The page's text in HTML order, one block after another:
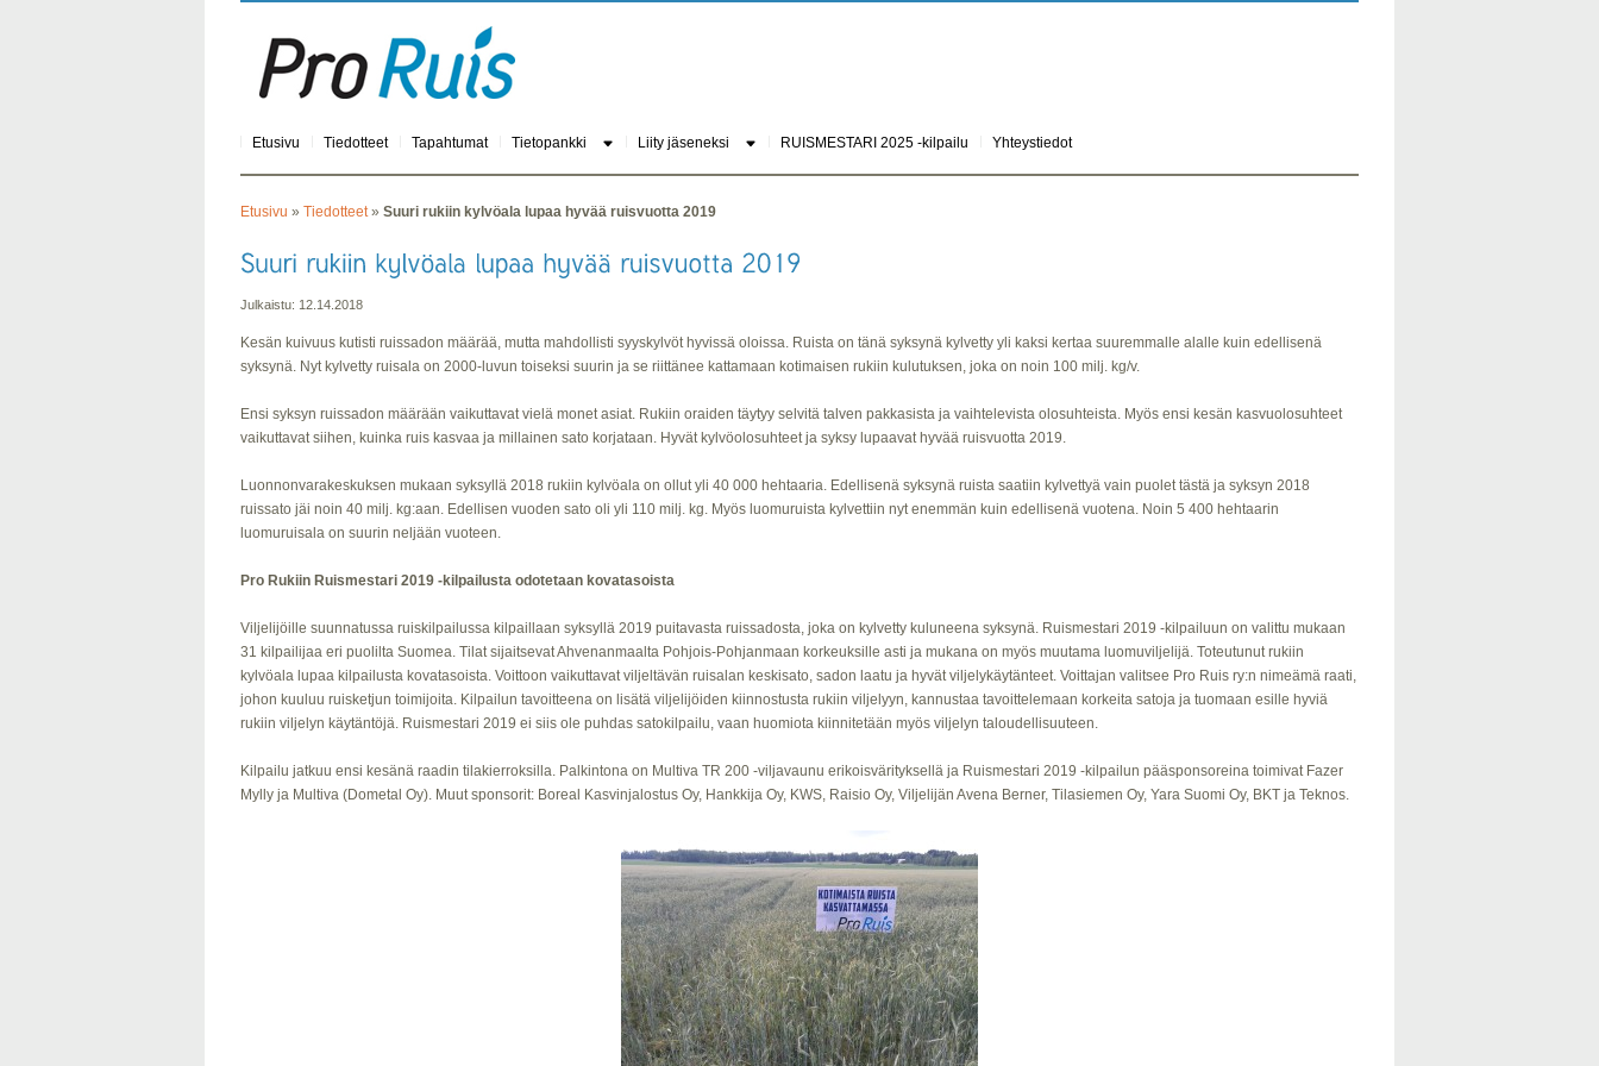
Etusivu Tiedotteet Tapahtumat Tietopankki Liity jäseneksi RUISMESTARI 2025 -kilpailu Yhteystiedot
Etusivu » Tiedotteet» Suuri rukiin kylvöala lupaa hyvää ruisvuotta 2019
Julkaistu: 12.14.2018
Kesän kuivuus kutisti ruissadon määrää, mutta mahdollisti syyskylvöt hyvissä oloissa. Ruista on tänä syksynä kylvetty yli kaksi kertaa suuremmalle alalle kuin edellisenä
syksynä. Nyt kylvetty ruisala on 2000-luvun toiseksi suurin ja se riittänee kattamaan kotimaisen rukiin kulutuksen, joka on noin 100 milj. kg/v.
Ensi syksyn ruissadon määrään vaikuttavat vielä monet asiat. Rukiin oraiden täytyy selvitä talven pakkasista ja vaihtelevista olosuhteista. Myös ensi kesän kasvuolosuhteet
vaikuttavat siihen, kuinka ruis kasvaa ja millainen sato korjataan. Hyvät kylvöolosuhteet ja syksy lupaavat hyvää ruisvuotta 2019.
Luonnonvarakeskuksen mukaan syksyllä 2018 rukiin kylvöala on ollut yli 40 000 hehtaaria. Edellisenä syksynä ruista saatiin kylvettyä vain puolet tästä ja syksyn 2018
ruissato jäi noin 40 milj. kg:aan. Edellisen vuoden sato oli yli 110 milj. kg. Myös luomuruista kylvettiin nyt enemmän kuin edellisenä vuotena. Noin 5 400 hehtaarin
luomuruisala on suurin neljään vuoteen.
Pro Rukiin Ruismestari 2019 -kilpailusta odotetaan kovatasoista
Viljelijöille suunnatussa ruiskilpailussa kilpaillaan syksyllä 2019 puitavasta ruissadosta, joka on kylvetty kuluneena syksynä. Ruismestari 2019 -kilpailuun on valittu mukaan
31 kilpailijaa eri puolilta Suomea. Tilat sijaitsevat Ahvenanmaalta Pohjois-Pohjanmaan korkeuksille asti ja mukana on myös muutama luomuviljelijä. Toteutunut rukiin
kylvöala lupaa kilpailusta kovatasoista. Voittoon vaikuttavat viljeltävän ruisalan keskisato, sadon laatu ja hyvät viljelykäytänteet. Voittajan valitsee Pro Ruis ry:n nimeämä raati,
johon kuuluu ruisketjun toimijoita. Kilpailun tavoitteena on lisätä viljelijöiden kiinnostusta rukiin viljelyyn, kannustaa tavoittelemaan korkeita satoja ja tuomaan esille hyviä
rukiin viljelyn käytäntöjä. Ruismestari 2019 ei siis ole puhdas satokilpailu, vaan huomiota kiinnitetään myös viljelyn taloudellisuuteen.
Kilpailu jatkuu ensi kesänä raadin tilakierroksilla. Palkintona on Multiva TR 200 -viljavaunu erikoisvärityksellä ja Ruismestari 2019 -kilpailun pääsponsoreina toimivat Fazer
Mylly ja Multiva (Dometal Oy). Muut sponsorit: Boreal Kasvinjalostus Oy, Hankkija Oy, KWS, Raisio Oy, Viljelijän Avena Berner, Tilasiemen Oy, Yara Suomi Oy, BKT ja Teknos.